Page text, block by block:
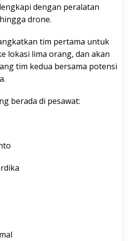
dengan peralatan
drone.
tim pertama untuk
lokasi lima orang, dan akan
tim kedua bersama potensi
berada di pesawat: